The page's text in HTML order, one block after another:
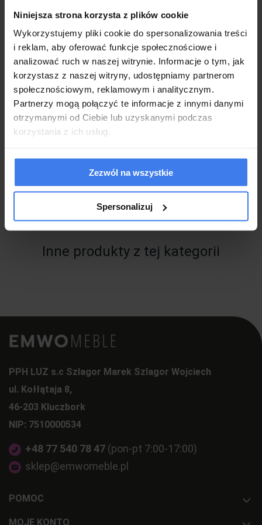
Niniejsza strona korzysta z plików cookie
Wykorzystujemy pliki cookie do spersonalizowania treści
i reklam, aby oferować funkcje społecznościowe i
analizować ruch w naszej witrynie. Informacje o tym, jak
korzystasz z naszej witryny, udostępniamy partnerom
społecznościowym, reklamowym i analitycznym.
Partnerzy mogą połączyć te informacje z innymi danymi
otrzymanymi od Ciebie lub uzyskanymi podczas
korzystania z ich usług.
Zezwól na wszystkie
Spersonalizuj
Metody płatności
Koszt dostawy:
Możliwość dostawy z wniesieniem
Produkty powiązane
Inne produkty z tej kategorii
PPH LUZ s.c Szlagor Marek Szlagor Wojciech
ul. Kołłątaja 8,
46-203 Kluczbork
NIP: 7510000534
+48 77 540 78 47 (pon-pt 7:00-17:00)
sklep@emwomeble.pl
POMOC
MOJE KONTO